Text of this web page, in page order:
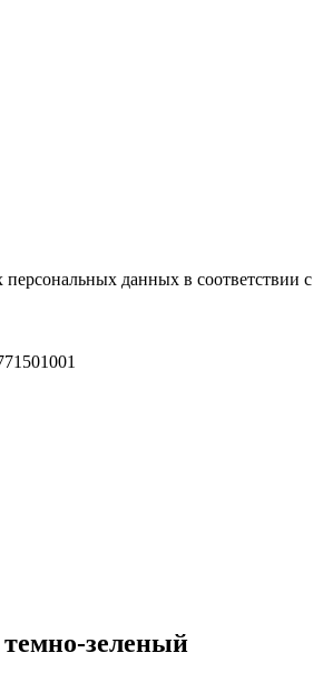
данных в соответствии с
зеленый